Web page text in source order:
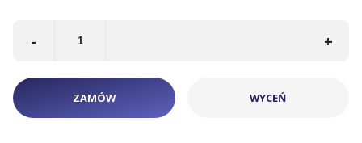
+
-
ZAMÓW WYCEŃ